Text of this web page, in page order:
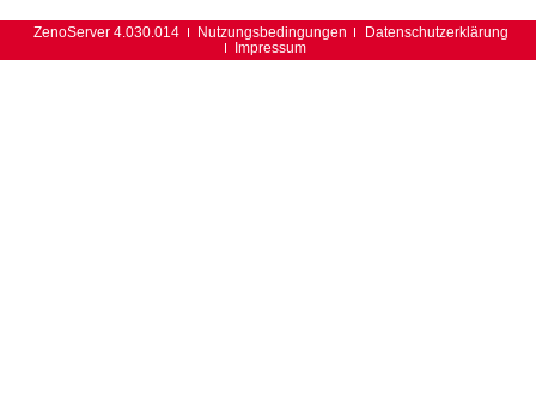
ZenoServer 4.030.014 Nutzungsbedingungen
Datenschutzerklärung
Impressum